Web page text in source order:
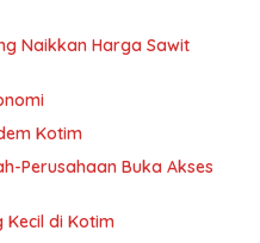
Naikkan Harga Sawit
Kotim
Perusahaan Buka Akses
Kecil di Kotim